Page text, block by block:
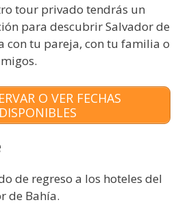
tour privado tendrás un
para descubrir Salvador de
con tu pareja, con tu familia o
O VER FECHAS
DISPONIBLES
de regreso a los hoteles del
de Bahía.